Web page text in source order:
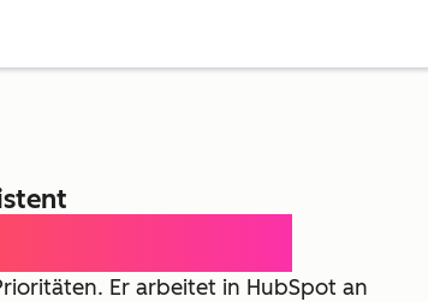
Er arbeitet in HubSpot an